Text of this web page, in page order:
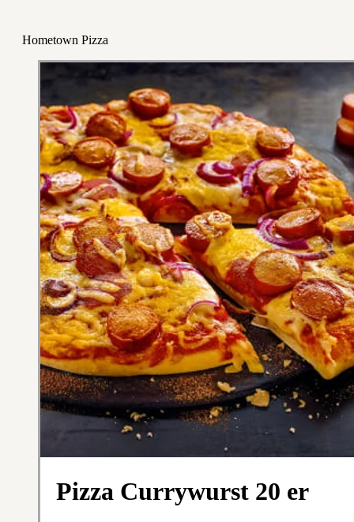
Hometown Pizza
Pizza Currywurst 20 er